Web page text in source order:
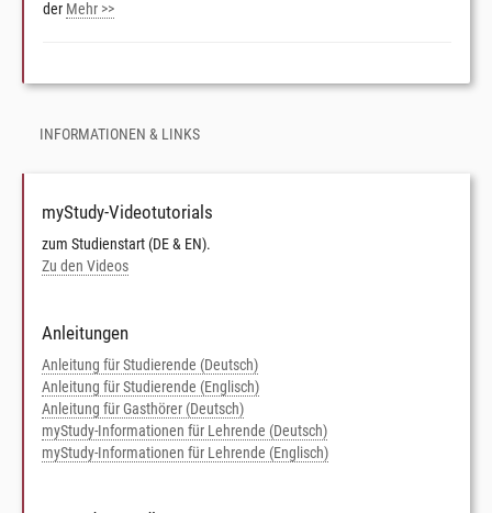
der Mehr >>
INFORMATIONEN & LINKS
myStudy-Videotutorials
zum Studienstart (DE & EN).
Zu den Videos
Anleitungen
Anleitung für Studierende (Deutsch)
Anleitung für Studierende (Englisch)
Anleitung für Gasthörer (Deutsch)
myStudy-Informationen für Lehrende (Deutsch)
myStudy-Informationen für Lehrende (Englisch)